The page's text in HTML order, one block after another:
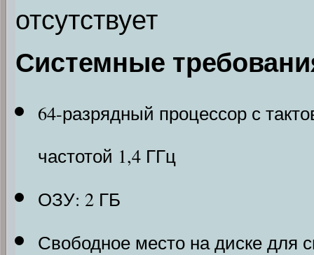
отсутствует
Системные
64-разрядный процессор с
частотой 1,4 ГГц
ОЗУ: 2 ГБ
Свободное место на диске для